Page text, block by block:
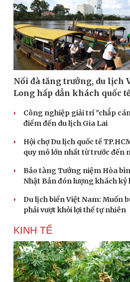
Nối đà tăng trưởng, du lịch
Long hấp dẫn khách quốc
Công nghiệp giải trí "chắp
điểm đến du lịch Gia Lai
Hội chợ Du lịch quốc tế
quy mô lớn nhất từ trước đến
Bảo tàng Tưởng niệm Hòa
Nhật Bản đón lượng khách kỷ
Du lịch biển Việt Nam: Muốn
phải vượt khỏi lợi thế tự nhiên
KINH TẾ